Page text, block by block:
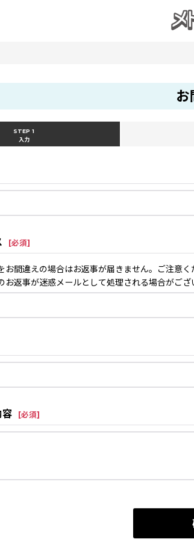
お
STEP 1
入力
[必須]
お間違えの場合はお返事が届きません。ご注意く
お返事が迷惑メールとして処理される場合がご
容 [必須]